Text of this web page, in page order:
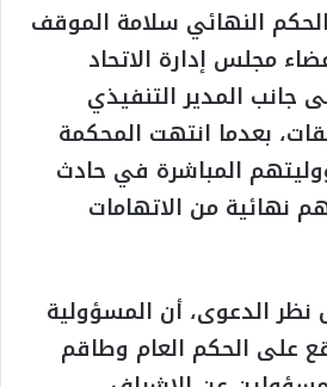
النهائي سلامة الموقف
مجلس إدارة الاتحاد
جانب المدير التنفيذي
بعدما انتهت المحكمة
المباشرة في حادث
نهائية من الاتهامات
نظر الدعوى، أن المسؤولية
على الحكم العام وطاقم